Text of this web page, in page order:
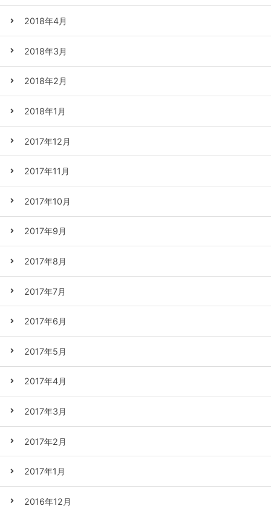
2018年4月
2018年3月
2018年2月
2018年1月
2017年12月
2017年11月
2017年10月
2017年9月
2017年8月
2017年7月
2017年6月
2017年5月
2017年4月
2017年3月
2017年2月
2017年1月
2016年12月